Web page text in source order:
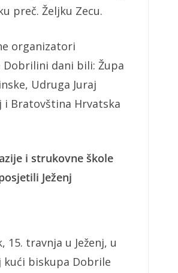
preč. Željku Zecu.
organizatori
Dobrilini dani bili: Župa
Udruga Juraj
i Bratovština Hrvatska
i strukovne škole
Ježenj
15. travnja u Ježenj, u
biskupa Dobrile